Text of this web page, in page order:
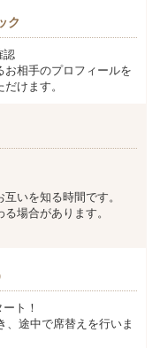
ク
認
相手のプロフィールを
けます。
いを知る時間です。
場合があります。
ト！
、途中で席替えを行いま